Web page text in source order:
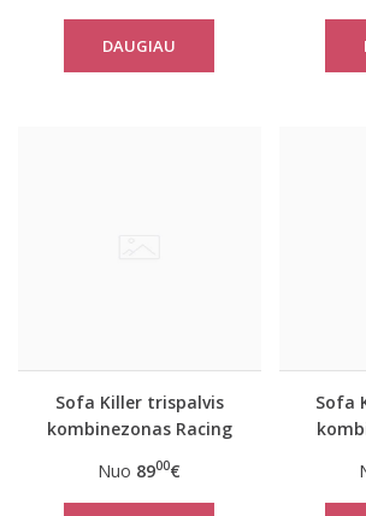
DAUGIAU
Sofa Killer trispalvis
kombinezonas Racing
Nuo 8900€
Sofa